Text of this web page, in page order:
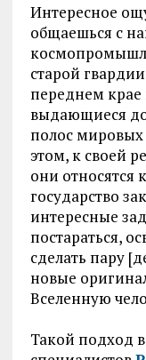
Интересное
общаешься с
старой
переднем
выдающиеся
полос
этом, к своей
они относятся
государство
интересные
постараться,
сделать пару
новые
Вселенную
Такой подход